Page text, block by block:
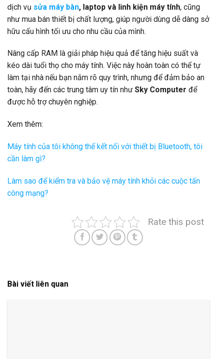
dịch vụ sửa máy bàn, laptop và linh kiện máy tính, cũng
như mua bán thiết bị chất lượng, giúp người dùng dễ dàng sở
hữu cấu hình tối ưu cho nhu cầu của mình.
Nâng cấp RAM là giải pháp hiệu quả để tăng hiệu suất và
kéo dài tuổi thọ cho máy tính. Việc này hoàn toàn có thể tự
làm tại nhà nếu bạn nắm rõ quy trình, nhưng để đảm bảo an
toàn, hãy đến các trung tâm uy tín như Sky Computer để
được hỗ trợ chuyên nghiệp.
Xem thêm:
Máy tính của tôi không thể kết nối với thiết bị Bluetooth, tôi
cần làm gì?
Làm sao để kiểm tra và bảo vệ máy tính khỏi các cuộc tấn
công mạng?
Rate this post
Bài viết liên quan